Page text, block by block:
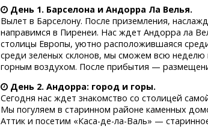
День 1. Барселона и Андорра Ла Велья.
Вылет в Барселону. После приземления,
направимся в Пиренеи. Нас ждет Андорра ла
столицы Европы, уютно расположившаяся
среди зеленых склонов, мы сможем всю
горным воздухом. После прибытия —
День 2. Андорра: город и горы.
Сегодня нас ждет знакомство со столицей
Мы погуляем в старинном районе каменных
Аттик и посетим «Каса-де-ла-Валь» —